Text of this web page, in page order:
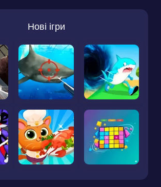
Нові ігри